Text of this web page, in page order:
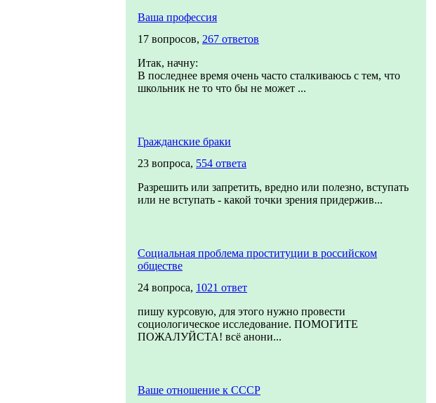
Ваша профессия
17 вопросов, 267 ответов
Итак, начну:
В последнее время очень часто сталкиваюсь с тем, что
школьник не то что бы не может ...
Гражданские браки
23 вопроса, 554 ответа
Разрешить или запретить, вредно или полезно, вступать
или не вступать - какой точки зрения придержив...
Социальная проблема проституции в российском
обществе
24 вопроса, 1021 ответ
пишу курсовую, для этого нужно провести
социологическое исследование. ПОМОГИТЕ
ПОЖАЛУЙСТА! всё анони...
Ваше отношение к СССР